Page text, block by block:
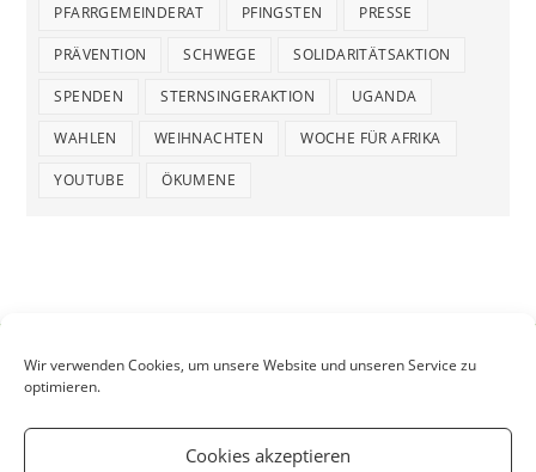
Wir verwenden Cookies, um unsere Website und unseren Service zu
optimieren.
Cookies akzeptieren
PFARRGEMEINDERAT PFINGSTEN PRESSE
PRÄVENTION SCHWEGE SOLIDARITÄTSAKTION
SPENDEN STERNSINGERAKTION UGANDA
WAHLEN WEIHNACHTEN WOCHE FÜR AFRIKA
YOUTUBE ÖKUMENE